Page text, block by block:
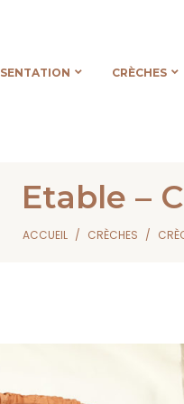
CRÈCHES
Etable –
ACCUEIL CRÈCHES